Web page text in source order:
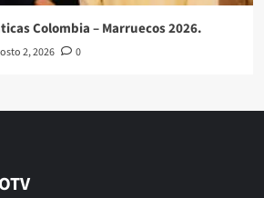
Colombia – Marruecos 2026.
2, 2026 0